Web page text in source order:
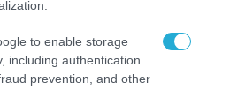
to enable storage
including authentication
prevention, and other